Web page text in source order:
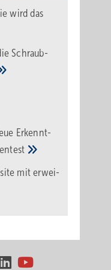
wird das
Schraub­
Erkennt­
mit erwei­